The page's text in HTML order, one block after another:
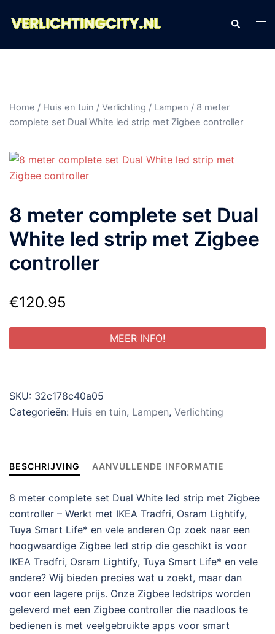
naar
Zoeken
Home / Huis en tuin / Verlichting / Lampen / 8 meter
complete set Dual White led strip met Zigbee controller
8 meter complete set Dual
White led strip met Zigbee
controller
€120.95
MEER INFO!
SKU: 32c178c40a05
Categorieën: Huis en tuin, Lampen, Verlichting
BESCHRIJVING AANVULLENDE INFORMATIE
8 meter complete set Dual White led strip met Zigbee
controller – Werkt met IKEA Tradfri, Osram Lightify,
Tuya Smart Life* en vele anderen Op zoek naar een
hoogwaardige Zigbee led strip die geschikt is voor
IKEA Tradfri, Osram Lightify, Tuya Smart Life* en vele
andere? Wij bieden precies wat u zoekt, maar dan
voor een lagere prijs. Onze Zigbee ledstrips worden
geleverd met een Zigbee controller die naadloos te
bedienen is met veelgebruikte apps voor smart